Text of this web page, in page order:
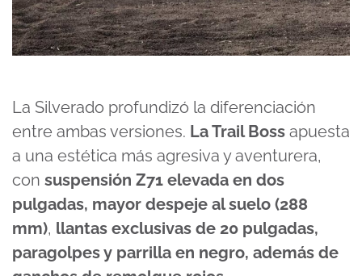
La Silverado profundizó la diferenciación
entre ambas versiones. La Trail Boss apuesta
a una estética más agresiva y aventurera,
con suspensión Z71 elevada en dos
pulgadas, mayor despeje al suelo (288
mm), llantas exclusivas de 20 pulgadas,
paragolpes y parrilla en negro, además de